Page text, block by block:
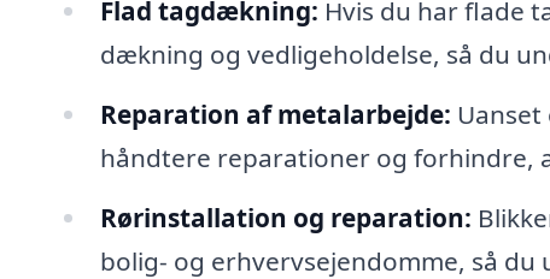
Flad tagdækning: Hvis du har flade
dækning og vedligeholdelse, så du
Reparation af metalarbejde:
håndtere reparationer og forhindre,
Rørinstallation og reparation:
bolig- og erhvervsejendomme, så